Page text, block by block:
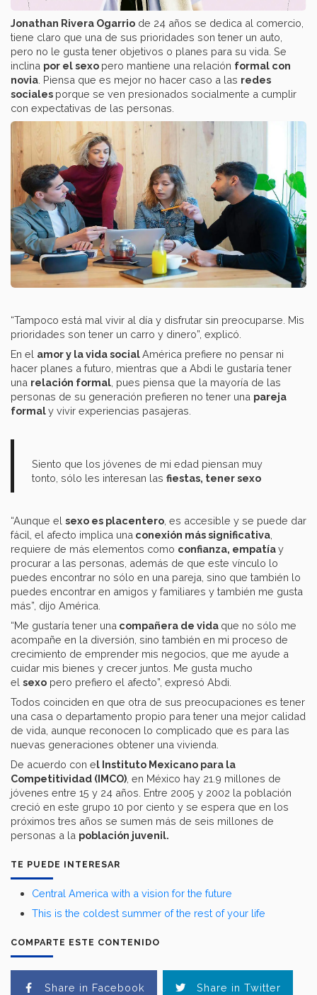
TE PUEDE INTERESAR
Central America with a vision for the future
This is the coldest summer of the rest of your life
COMPARTE ESTE CONTENIDO
Share in Facebook Share in Twitter
Jonathan Rivera Ogarrio de 24 años se dedica al comercio,
tiene claro que una de sus prioridades son tener un auto,
pero no le gusta tener objetivos o planes para su vida. Se
inclina por el sexo pero mantiene una relación formal con
novia . Piensa que es mejor no hacer caso a las redes
sociales porque se ven presionados socialmente a cumplir
con expectativas de las personas.
“Tampoco está mal vivir al día y disfrutar sin preocuparse. Mis
prioridades son tener un carro y dinero”, explicó.
En el amor y la vida socialAmérica prefiere no pensar ni
hacer planes a futuro, mientras que a Abdi le gustaría tener
una relación formal , pues piensa que la mayoría de las
personas de su generación prefieren no tener una pareja
formaly vivir experiencias pasajeras.
Siento que los jóvenes de mi edad piensan muy
tonto, sólo les interesan las fiestas, tener sexo
“Aunque el sexo es placentero , es accesible y se puede dar
fácil, el afecto implica una conexión más significativa
requiere de más elementos como confianza, empatíay
procurar a las personas, además de que este vínculo lo
puedes encontrar no sólo en una pareja, sino que también lo
puedes encontrar en amigos y familiares y también me gusta
más”, dijo América.
“Me gustaría tener una compañera de vida que no sólo me
acompañe en la diversión, sino también en mi proceso de
crecimiento de emprender mis negocios, que me ayude a
cuidar mis bienes y crecer juntos. Me gusta mucho
el sexo pero prefiero el afecto”, expresó Abdi.
Todos coinciden en que otra de sus preocupaciones es tener
una casa o departamento propio para tener una mejor calidad
de vida, aunque reconocen lo complicado que es para las
nuevas generaciones obtener una vivienda.
De acuerdo con el Instituto Mexicano para la
Competitividad (IMCO) , en México hay 21.9 millones de
jóvenes entre 15 y 24 años. Entre 2005 y 2002 la población
creció en este grupo 10 por ciento y se espera que en los
próximos tres años se sumen más de seis millones de
personas a la población juvenil.